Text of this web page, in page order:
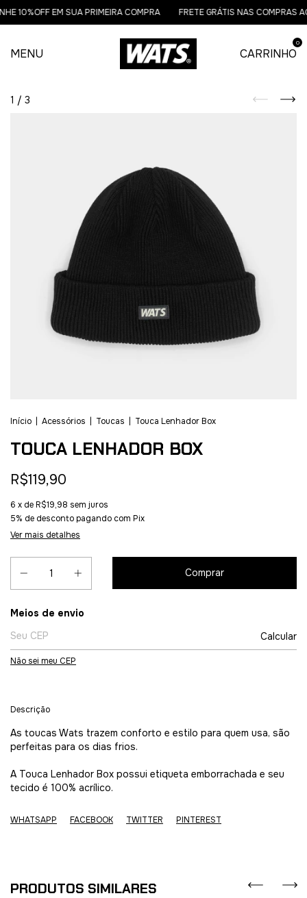
10%OFF EM SUA PRIMEIRA COMPRA FRETE GRÁTIS NAS COMPRAS
MENU CARRINHO
0
1 / 3
Início Acessórios Toucas Touca Lenhador Box
TOUCA LENHADOR BOX
R$119,90
6 x deR$19,98 sem juros
5% de descontopagando com Pix
Ver mais detalhes
Entregas para o CEP:
Meios de envio
Calcular
Não sei meu CEP
Descrição
As toucas Wats trazem conforto e estilo para quem usa, são
perfeitas para os dias frios.
A Touca Lenhador Box possui etiqueta emborrachada e seu
tecido é 100% acrílico.
WHATSAPP FACEBOOK TWITTER PINTEREST
PRODUTOS SIMILARES